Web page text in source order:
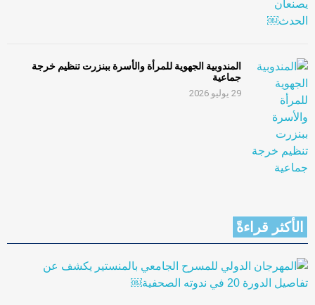
المندوبية الجهوية للمرأة والأسرة ببنزرت تنظيم خرجة
جماعية
29 يوليو 2026
الأكثر قراءةً